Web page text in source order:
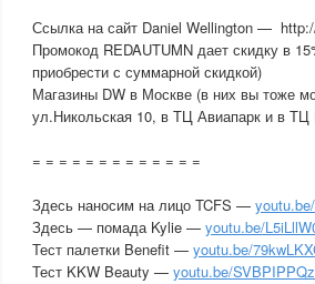
Ссылка на сайт Daniel Wellington —
Промокод REDAUTUMN дает скидку в
приобрести с суммарной скидкой)
Магазины DW в Москве (в них вы тоже
ул.Никольская 10, в ТЦ Авиапарк и в
= = = = = = = = = = = = =
Здесь наносим на лицо TCFS —
Здесь — помада Kylie — youtu.be/
Тест палетки Benefit — youtu.be/
Тест KKW Beauty — youtu.be/